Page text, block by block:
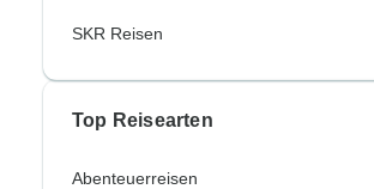
SKR Reisen
Top Reisearten
Abenteuerreisen